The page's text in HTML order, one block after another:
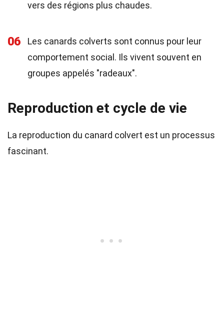
vers des régions plus chaudes.
06
Les canards colverts sont connus pour leur
comportement social. Ils vivent souvent en
groupes appelés "radeaux".
Reproduction et cycle de vie
La reproduction du canard colvert est un processus
fascinant.